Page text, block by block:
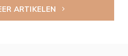
ARTIKELEN